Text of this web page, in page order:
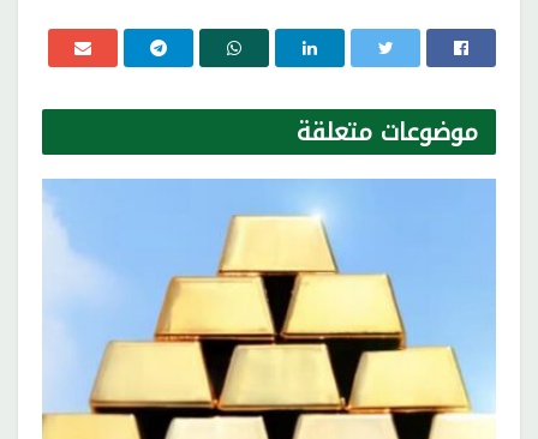
موضوعات متعلقة